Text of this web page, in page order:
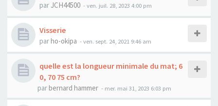
par JCH44500 -ven. juil. 28, 2023 4:00 pm
Visserie
parho-okipa -ven. sept. 24, 2021 9:46 am
quelle est la longueur minimale du mat; 6
0, 70 75 cm?
parbernard hammer - mer. mai 31, 2023 6:03 pm